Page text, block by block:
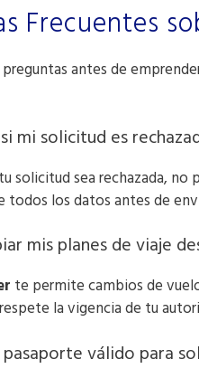
Frecuentes
antes de
mi solicitud es
solicitud sea rechazada,
todos los datos antes de
mis planes de viaje
te permite cambios de
la vigencia de tu
válido para